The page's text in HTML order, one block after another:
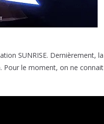
SUNRISE. Dernièrement, la
Pour le moment, on ne connait